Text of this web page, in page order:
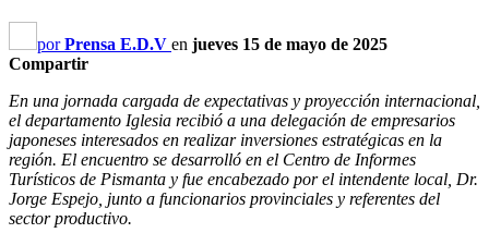
porPrensa E.D.V en jueves 15 de mayo de 2025
Compartir
En una jornada cargada de expectativas y proyección internacional,
el departamento Iglesia recibió a una delegación de empresarios
japoneses interesados en realizar inversiones estratégicas en la
región. El encuentro se desarrolló en el Centro de Informes
Turísticos de Pismanta y fue encabezado por el intendente local, Dr.
Jorge Espejo, junto a funcionarios provinciales y referentes del
sector productivo.